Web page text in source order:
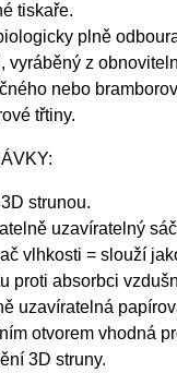
tiskaře.
plně
vyráběný z
nebo
třtiny.
strunou.
uzavíratelný
vlhkosti = slouží
proti absorbci
uzavíratelná
otvorem vhodná
3D struny.